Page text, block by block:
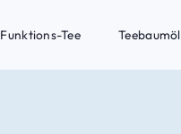
Funktions-Tee Teebaumöl